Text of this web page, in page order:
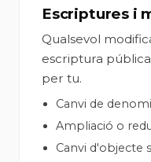
Escriptures i
Qualsevol
escriptura
per tu.
Canvi de
Ampliació o
Canvi d'objecte